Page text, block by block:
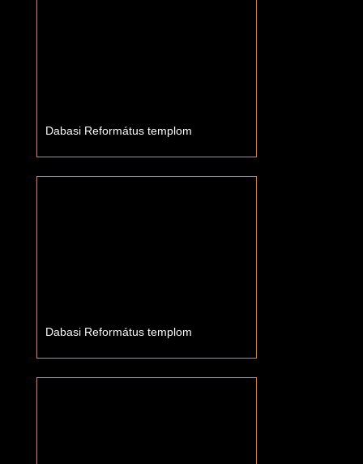
Dabasi Református templom
Dabasi Református templom